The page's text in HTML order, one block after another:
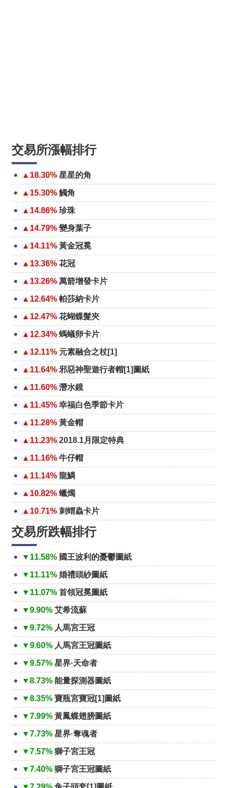
交易所漲幅排行
▲18.30% 星星的角
▲15.30% 觸角
▲14.86% 珍珠
▲14.79% 變身葉子
▲14.11% 黃金冠冕
▲13.36% 花冠
▲13.26% 萬箭增發卡片
▲12.64% 帕莎納卡片
▲12.47% 花蝴蝶髮夾
▲12.34% 螞蟻卵卡片
▲12.11% 元素融合之杖[1]
▲11.64% 邪惡神聖遊行者帽[1]圖紙
▲11.60% 潛水鏡
▲11.45% 幸福白色季節卡片
▲11.28% 黃金帽
▲11.23% 2018.1月限定特典
▲11.16% 牛仔帽
▲11.14% 龍鱗
▲10.82% 蠟燭
▲10.71% 刺蝟蟲卡片
交易所跌幅排行
▼11.58% 國王波利的憂鬱圖紙
▼11.11% 婚禮頭紗圖紙
▼11.07% 首領冠冕圖紙
▼9.90% 艾希流蘇
▼9.72% 人馬宮王冠
▼9.60% 人馬宮王冠圖紙
▼9.57% 星界·天命者
▼8.73% 能量探測器圖紙
▼8.35% 寶瓶宮寶冠[1]圖紙
▼7.99% 黃鳳蝶翅膀圖紙
▼7.73% 星界·奪魂者
▼7.57% 獅子宮王冠
▼7.40% 獅子宮王冠圖紙